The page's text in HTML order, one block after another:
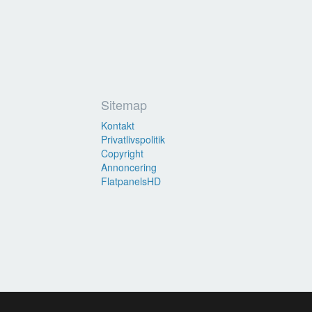
Sitemap
Kontakt
Privatlivspolitik
Copyright
Annoncering
FlatpanelsHD